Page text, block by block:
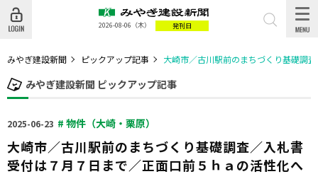
2026-08-06 （木） 発刊日
みやぎ建設新聞 ピックアップ記事 大崎市／古川駅前のまちづくり基礎調
みやぎ建設新聞 ピックアップ記事
2025-06-23 # 物件（大崎・栗原）
大崎市／古川駅前のまちづくり基礎調査／入札書
受付は７月７日まで／正面口前５ｈａの活性化へ